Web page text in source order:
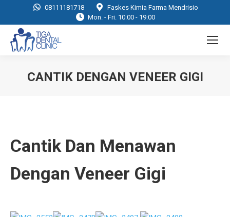
08111181718
Faskes Kimia Farma Mendrisio
Mon. - Fri. 10:00 - 19:00
CANTIK DENGAN VENEER GIGI
Cantik Dan Menawan
Dengan Veneer Gigi